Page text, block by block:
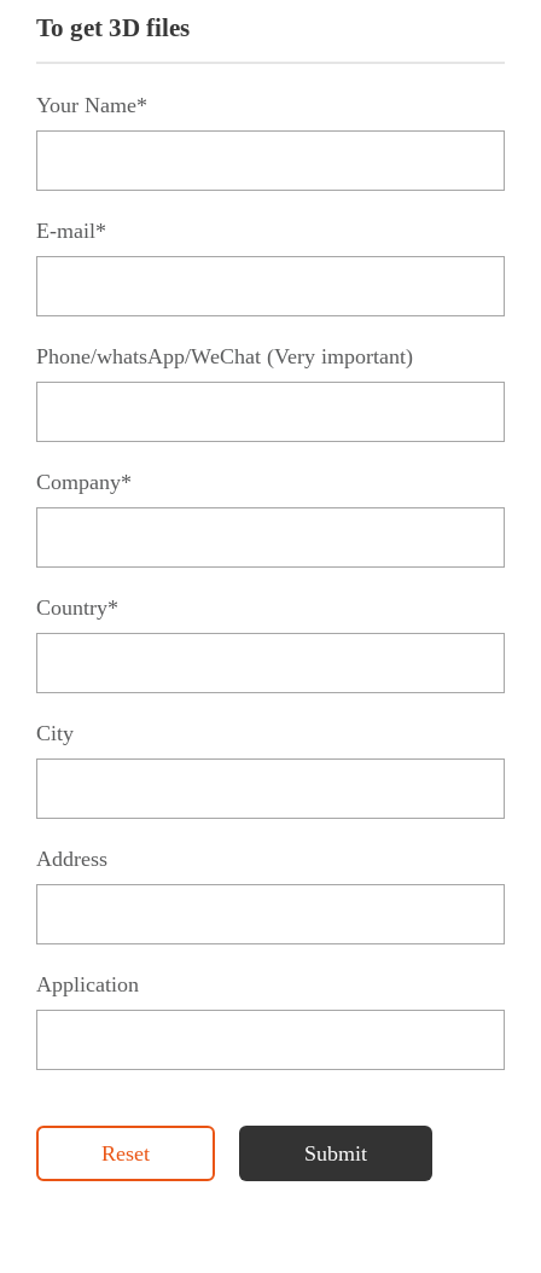
To get 3D files
Your Name*
E-mail*
Phone/whatsApp/WeChat (Very important)
Company*
Country*
City
Address
Application
Reset Submit